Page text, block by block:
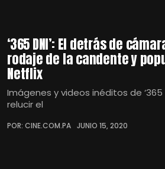
‘365 DNI’: El detrás de
rodaje de la candente y
Netflix
Imágenes y videos inéditos de ‘365
relucir el
POR: CINE.COM.PA JUNIO 15, 2020